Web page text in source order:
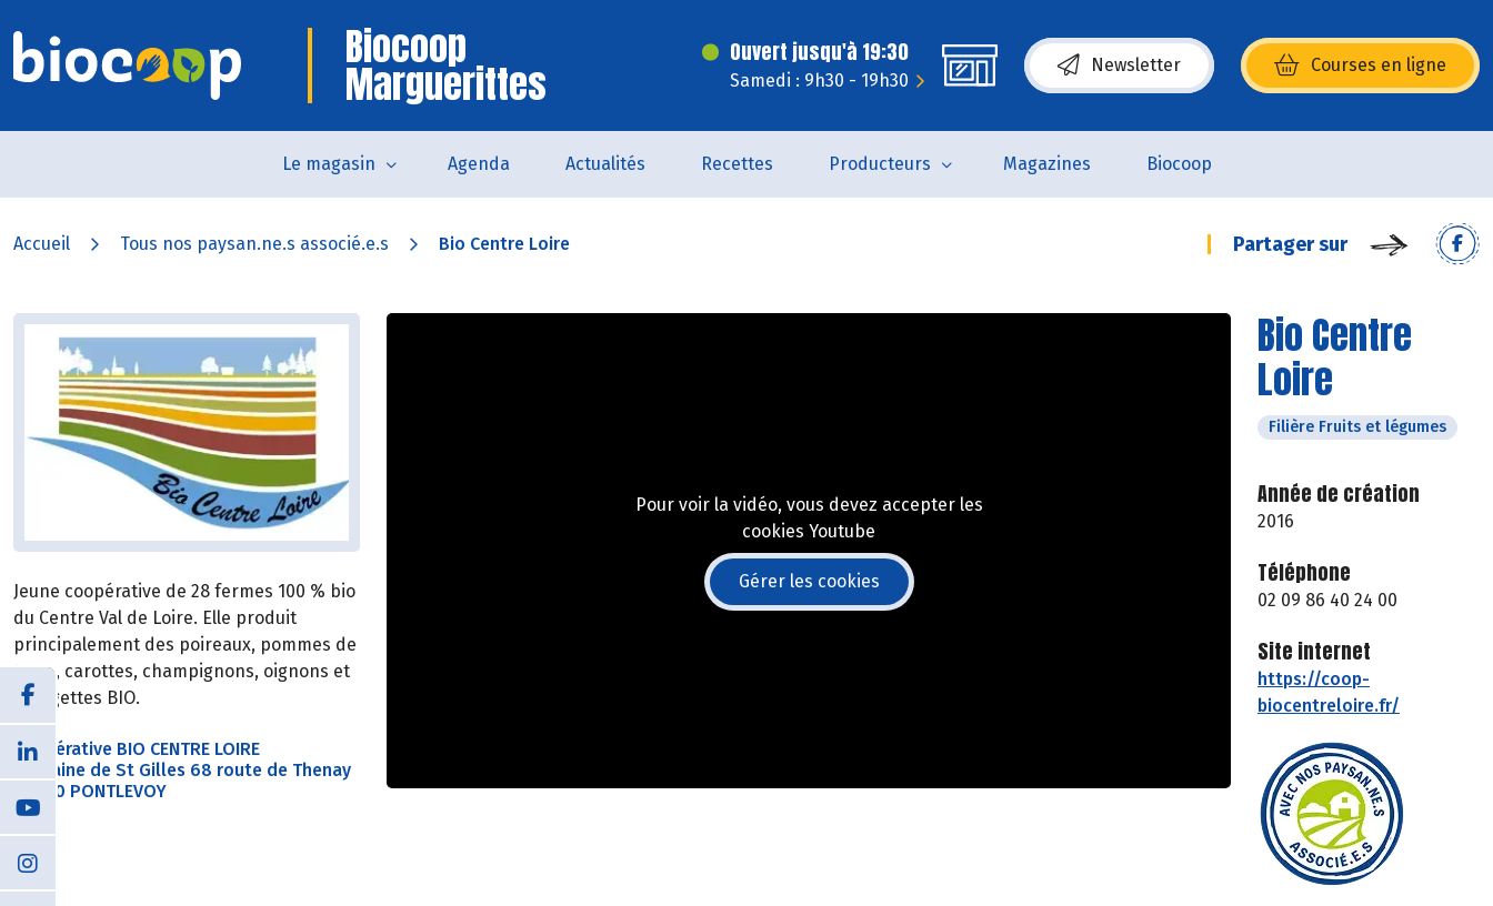
Biocoop
Marguerittes
Ouvert jusqu'à 19:30
Samedi : 9h30 - 19h30
Newsletter Courses en ligne
(s’ouvre dans une nouvelle fenêtre)
Le magasin Agenda Actualités Recettes Producteurs Magazines Biocoop
Accueil Tous nos paysan.ne.s associé.e.s Bio Centre Loire Partager sur
Bio Centre
Loire
Filière Fruits et légumes
Année de création
2016
Téléphone
02 09 86 40 24 00
Site internet
https://coop-
biocentreloire.fr/
Jeune coopérative de 28 fermes 100 % bio
du Centre Val de Loire. Elle produit
principalement des poireaux, pommes de
terre, carottes, champignons, oignons et
courgettes BIO.
Coopérative BIO CENTRE LOIRE
Domaine de St Gilles 68 route de Thenay
41400 PONTLEVOY
Pour voir la vidéo, vous devez accepter les
cookies Youtube
Gérer les cookies